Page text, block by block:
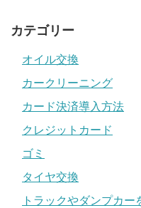
カテゴリー
オイル交換
カークリーニング
カード決済導入方法
クレジットカード
ゴミ
タイヤ交換
トラックやダンプカー